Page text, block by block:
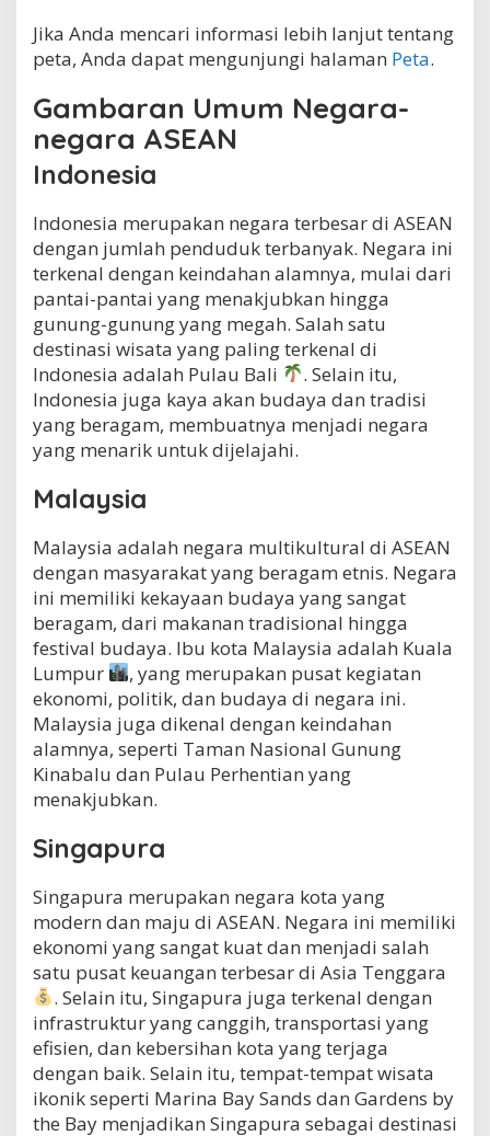
Jika Anda mencari informasi lebih lanjut tentang
peta, Anda dapat mengunjungi halaman Peta.
Gambaran Umum Negara-
negara ASEAN
Indonesia
Indonesia merupakan negara terbesar di ASEAN
dengan jumlah penduduk terbanyak. Negara ini
terkenal dengan keindahan alamnya, mulai dari
pantai-pantai yang menakjubkan hingga
gunung-gunung yang megah. Salah satu
destinasi wisata yang paling terkenal di
Indonesia adalah Pulau Bali
. Selain itu,
Indonesia juga kaya akan budaya dan tradisi
yang beragam, membuatnya menjadi negara
yang menarik untuk dijelajahi.
Malaysia
Malaysia adalah negara multikultural di ASEAN
dengan masyarakat yang beragam etnis. Negara
ini memiliki kekayaan budaya yang sangat
beragam, dari makanan tradisional hingga
festival budaya. Ibu kota Malaysia adalah Kuala
Lumpur
, yang merupakan pusat kegiatan
ekonomi, politik, dan budaya di negara ini.
Malaysia juga dikenal dengan keindahan
alamnya, seperti Taman Nasional Gunung
Kinabalu dan Pulau Perhentian yang
menakjubkan.
Singapura
Singapura merupakan negara kota yang
modern dan maju di ASEAN. Negara ini memiliki
ekonomi yang sangat kuat dan menjadi salah
satu pusat keuangan terbesar di Asia Tenggara
. Selain itu, Singapura juga terkenal dengan
infrastruktur yang canggih, transportasi yang
efisien, dan kebersihan kota yang terjaga
dengan baik. Selain itu, tempat-tempat wisata
ikonik seperti Marina Bay Sands dan Gardens by
the Bay menjadikan Singapura sebagai destinasi